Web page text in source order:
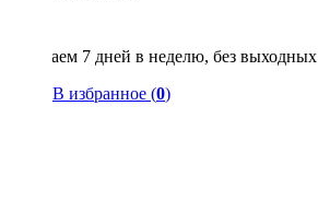
Работаем 7 дней в неделю, без выходных
В избранное (0)